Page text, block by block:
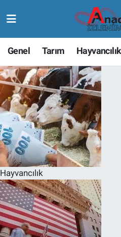
Genel Tarım Hayvancılık
Hayvancılık